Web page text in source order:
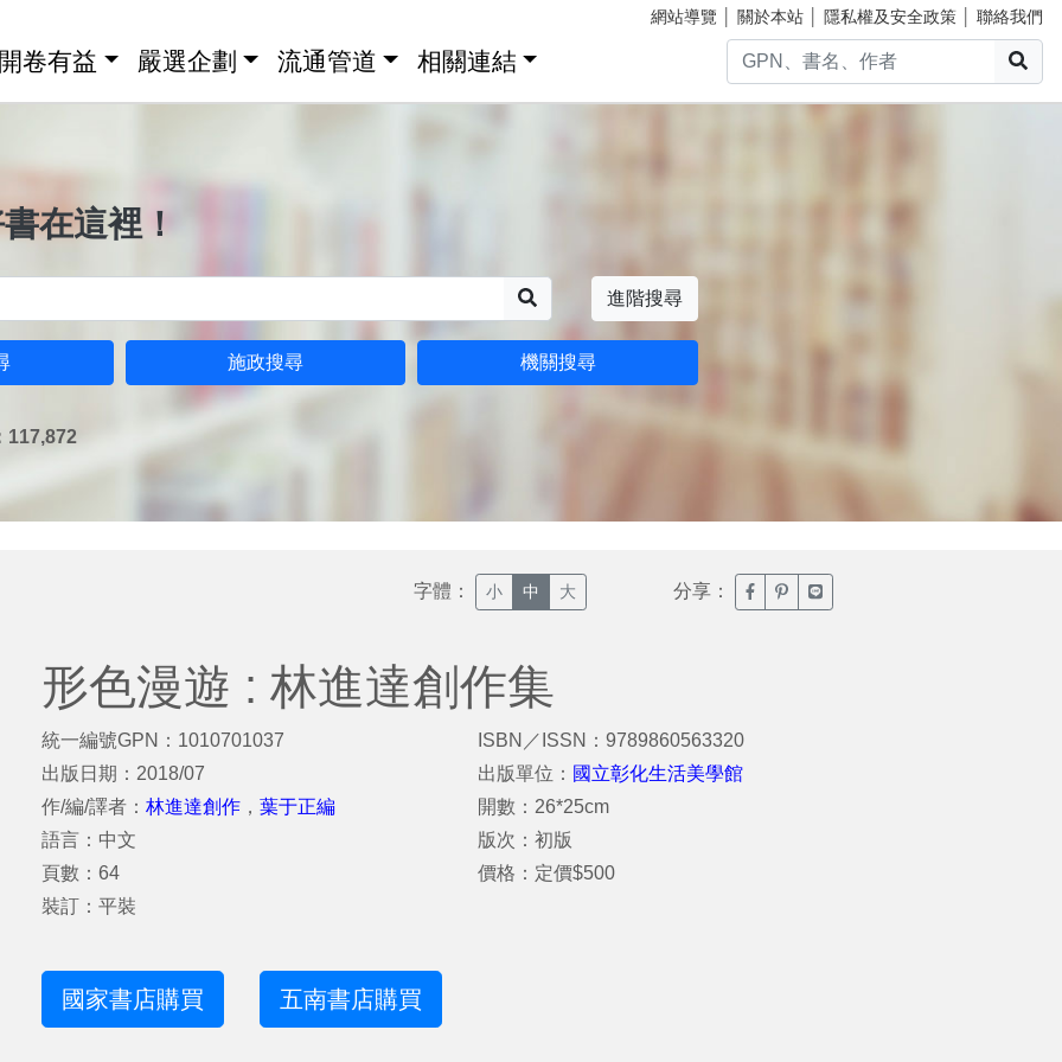
網站導覽 關於本站 隱私權及安全政策 聯絡我們
卷有益 嚴選企劃 流通管道 相關連結
在這裡！
進階搜尋
施政搜尋 機關搜尋
117,872
字體： 小 中 大 分享： 臉書分享(另開新視窗)
噗浪分享(另開新視窗)
Line分享(另開新視窗)
形色漫遊 : 林進達創作集
統一編號GPN：1010701037
出版日期：2018/07
作/編/譯者： 林進達創作 ， 葉于正編
語言：中文
頁數：64
裝訂：平裝
ISBN／ISSN：9789860563320
出版單位： 國立彰化生活美學館
開數：26*25cm
版次：初版
價格：定價$500
國家書店購買 五南書店購買